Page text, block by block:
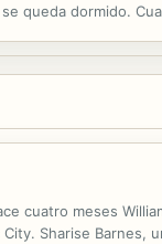
queda dormido.
cuatro meses
Sharise